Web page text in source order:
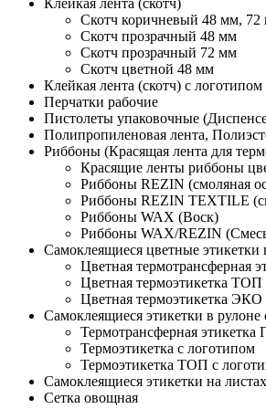
Клейкая лента (скотч)
Скотч коричневый 48 мм, 72
Скотч прозрачный 48 мм
Скотч прозрачный 72 мм
Скотч цветной 48 мм
Клейкая лента (скотч) с логотипом
Перчатки рабочие
Пистолеты упаковочные
Полипропиленовая лента,
Риббоны (Красящая лента для
Красящие ленты риббоны
Риббоны REZIN (смоляная
Риббоны REZIN TEXTILE
Риббоны WAX (Воск)
Риббоны WAX/REZIN
Самоклеящиеся цветные этикетки
Цветная термотрансферная
Цветная термоэтикетка ТОП
Цветная термоэтикетка ЭКО
Самоклеящиеся этикетки в рулоне
Термотрансферная
Термоэтикетка с логотипом
Термоэтикетка ТОП с
Самоклеящиеся этикетки на
Сетка овощная